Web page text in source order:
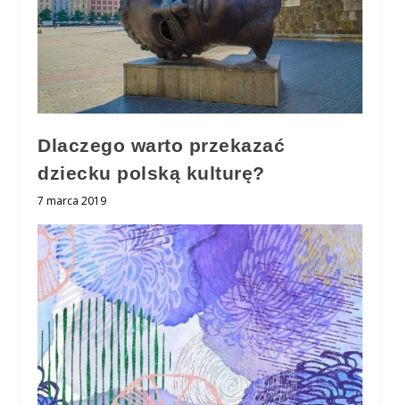
Dlaczego warto przekazać
dziecku polską kulturę?
7 marca 2019